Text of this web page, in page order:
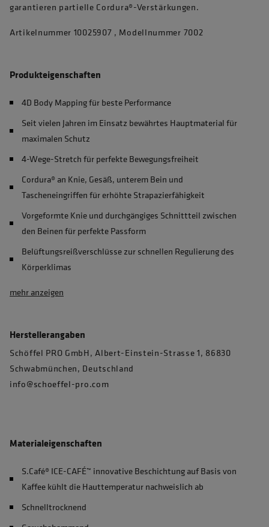
garantieren partielle Cordura®-Verstärkungen.
Artikelnummer 10025907 , Modellnummer 7002
Produkteigenschaften
4D Body Mapping für beste Performance
Seit vielen Jahren im Einsatz bewährtes Hauptmaterial für
maximalen Schutz
4-Wege-Stretch für perfekte Bewegungsfreiheit
Cordura® an Knie, Gesäß, unterem Bein und
Tascheneingriffen für erhöhte Strapazierfähigkeit
Vorgeformte Knie und durchgängiges Schnittteil zwischen
den Beinen für perfekte Passform
Belüftungsreißverschlüsse zur schnellen Regulierung des
Körperklimas
mehr anzeigen
Herstellerangaben
Schöffel PRO GmbH, Albert-Einstein-Strasse 1, 86830
Schwabmünchen, Deutschland
info@schoeffel-pro.com
Materialeigenschaften
S.Café® ICE-CAFÉ™ innovative Beschichtung auf Basis von
Kaffee kühlt die Hauttemperatur nachweislich ab
Schnelltrocknend